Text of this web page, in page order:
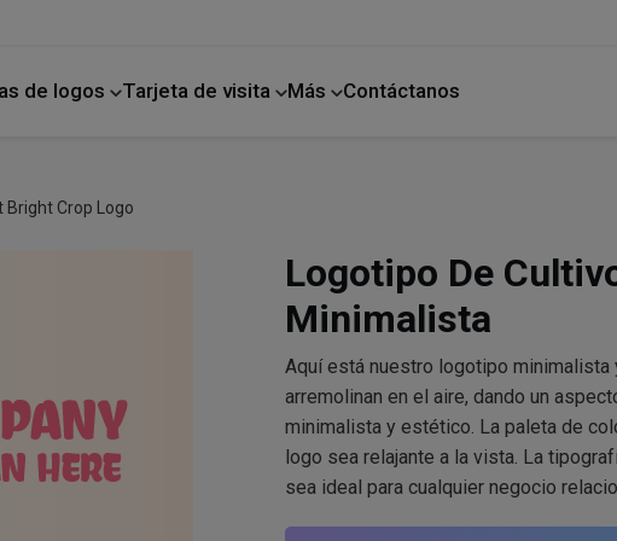
de logos Tarjeta de visita Más Contáctanos
Bright Crop Logo
Logotipo De
Minimalista
Aquí está nuestro logotipo
arremolinan en el aire, dando un
minimalista y estético. La paleta de
logo sea relajante a la vista. La
sea ideal para cualquier negocio